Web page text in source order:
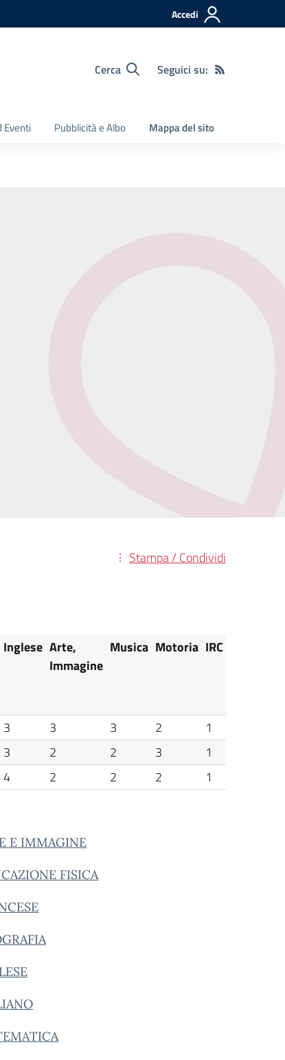
Accedi
Cerca Seguici su:
Eventi Pubblicità e Albo Mappa del sito
Stampa / Condividi
Inglese Arte,
Immagine
Musica Motoria IRC
3 3 3 2
1
3 2 2 3
1
4 2 2 2 1
E IMMAGINE
FISICA